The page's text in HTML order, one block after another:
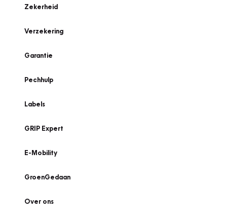
Zekerheid
Verzekering
Garantie
Pechhulp
Labels
GRIP Expert
E-Mobility
GroenGedaan
Over ons